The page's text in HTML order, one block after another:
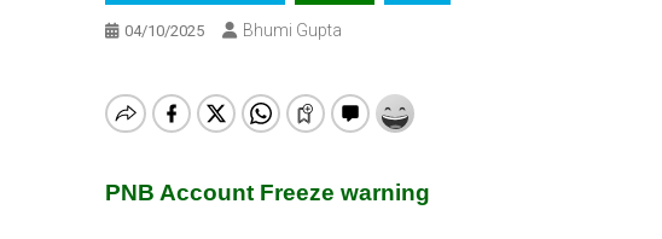
04/10/2025 Bhumi Gupta
PNB Account Freeze warning